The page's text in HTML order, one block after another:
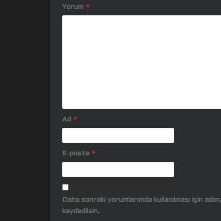
Yorum *
Ad *
E-posta *
Daha sonraki yorumlarımda kullanılması için
kaydedilsin.